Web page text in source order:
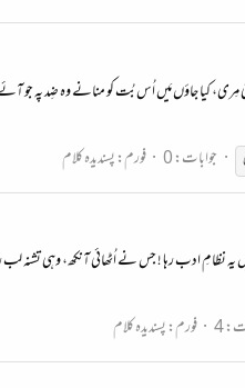
کیا جاؤں مَیں اُس بُت کو منانے وہ ضِد پہ جو آئے
جوابات: 0 فورم:پسندیدہ کلام
ادب رہا ! جس نے اُٹھائی آنکھ، وہی تشنہ لب
4 فورم:پسندیدہ کلام